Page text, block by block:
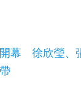
幕 徐欣瑩、